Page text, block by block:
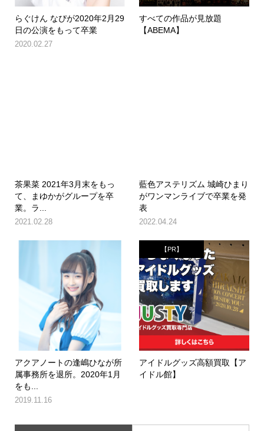
らぐけん なぴが2020年2月29
日の公演をもって卒業
2020.02.27
すべての作品が見放題
【ABEMA】
茶果菜 2021年3月末をもっ
て、まゆかがグループを卒
業。ラ...
2021.02.28
藍色アステリズム 城崎ひまり
がワンマンライブで卒業を発
表
2022.04.24
アクアノートの逢嶋ひなが所
属事務所を退所。2020年1月
をも...
2019.11.16
【PR】
アイドルグッズ高額買取【ア
イドル館】